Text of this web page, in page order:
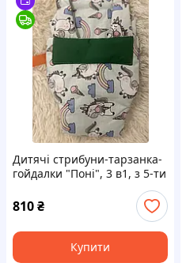
Дитячі стрибуни-тарзанка-
гойдалки "Поні", 3 в1, з 5-ти
810₴
Купити